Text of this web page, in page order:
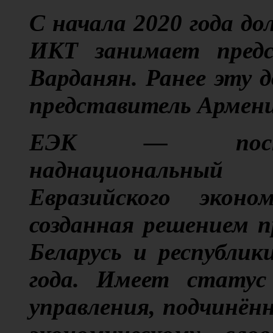
С начала 2020 года
ИКТ занимает
Варданян. Ранее эту
представитель
ЕЭК —
Евразийского
созданная решением
Беларусь и
года. Имеет статус
управления,